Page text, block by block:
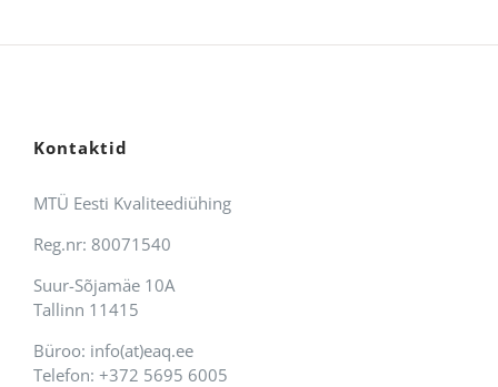
Kontaktid
MTÜ Eesti Kvaliteediühing
Reg.nr: 80071540
Suur-Sõjamäe 10A
Tallinn 11415
Büroo: info(at)eaq.ee
Telefon: +372 5695 6005